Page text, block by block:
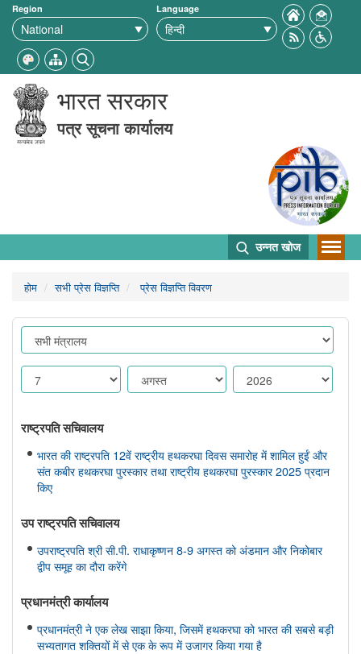
Region Language
भारत सरकार
पत्र सूचना कार्यालय
उन्नत खोज
होम सभी प्रेस विज्ञप्ति प्रेस विज्ञप्ति विवरण
राष्ट्रपति सचिवालय
भारत की राष्ट्रपति 12वें राष्ट्रीय हथकरघा दिवस समारोह में शामिल हुईं और
संत कबीर हथकरघा पुरस्कार तथा राष्ट्रीय हथकरघा पुरस्कार 2025 प्रदान
किए
उप राष्ट्रपति सचिवालय
उपराष्ट्रपति श्री सी.पी. राधाकृष्णन 8-9 अगस्त को अंडमान और निकोबार
द्वीप समूह का दौरा करेंगे
प्रधानमंत्री कार्यालय
प्रधानमंत्री ने एक लेख साझा किया, जिसमें हथकरघा को भारत की सबसे बड़ी
सभ्यतागत शक्तियों में से एक के रूप में उजागर किया गया है